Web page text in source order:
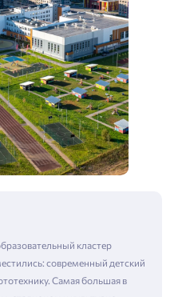
кластер
современный детский
Самая большая в